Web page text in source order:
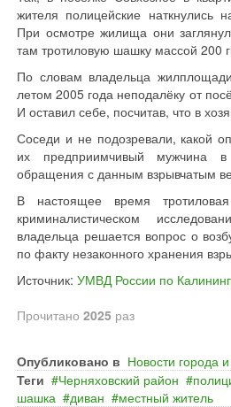
жителя полицейские наткнулись
При осмотре жилища они
там тротиловую шашку массой 200
По словам владельца
летом 2005 года неподалёку от
И оставил себе, посчитав, что в
Соседи и не подозревали, какой
их предприимчивый мужчина в
обращения с данным взрывчатым
В настоящее время
криминалистическом
владельца решается вопрос о
по факту незаконного хранения
Источник: УМВД России по
Прочитано 2025 раз
Опубликовано в Новости города
Теги
Черняховский район
шашка
диван местный житель